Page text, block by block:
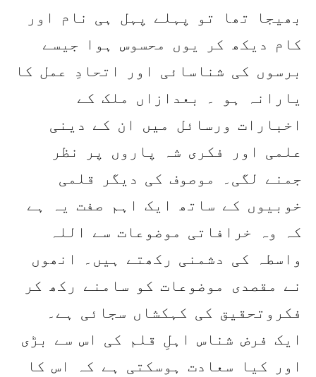
بھیجا تھا تو پہلے پہل ہی نام اور
کام دیکھ کر یوں محسوس ہوا جیسے
برسوں کی شناسائی اور اتحادِ عمل کا
یارانہ ہو ۔ بعدازاں ملک کے
اخبارات ورسائل میں ان کے دینی
علمی اور فکری شہ پاروں پر نظر
جمنے لگی۔ موصوف کی دیگر قلمی
خوبیوں کے ساتھ ایک اہم صفت یہ ہے
کہ وہ خرافاتی موضوعات سے اللہ
واسطہ کی دشمنی رکھتے ہیں۔ انھوں
نے مقصدی موضوعات کو سامنے رکھ کر
فکروتحقیق کی کہکشاں سجائی ہے۔
ایک فرض شناس اہلِ قلم کی اس سے بڑی
اور کیا سعادت ہوسکتی ہے کہ اس کا